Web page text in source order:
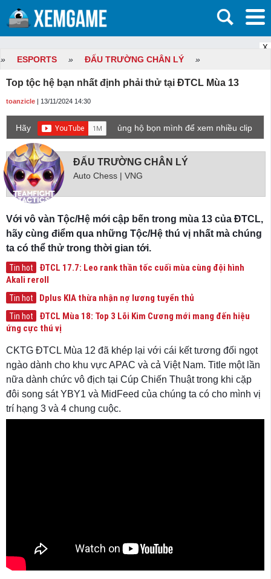
X
» ESPORTS » ĐẤU TRƯỜNG CHÂN LÝ »
Top tộc hệ bạn nhất định phải thử tại ĐTCL Mùa 13
toanzicle | 13/11/2024 14:30
Hãy
ủng hộ bọn mình để xem nhiều clip
game mới hơn nhé!
ĐẤU TRƯỜNG CHÂN LÝ
Auto Chess | VNG
Với vô vàn Tộc/Hệ mới cập bến trong mùa 13 của ĐTCL,
hãy cùng điểm qua những Tộc/Hệ thú vị nhất mà chúng
ta có thể thử trong thời gian tới.
Tin hot
ĐTCL 17.7: Leo rank thần tốc cuối mùa cùng đội hình
Akali reroll
Tin hot Dplus KIA thừa nhận nợ lương tuyển thủ
Tin hot
ĐTCL Mùa 18: Top 3 Lõi Kim Cương mới mang đến hiệu
ứng cực thú vị
CKTG ĐTCL Mùa 12 đã khép lại với cái kết tương đối ngọt
ngào dành cho khu vực APAC và cả Việt Nam. Title một lần
nữa dành chức vô địch tại Cúp Chiến Thuật trong khi cặp
đôi song sát YBY1 và MidFeed của chúng ta có cho mình vị
trí hạng 3 và 4 chung cuộc.